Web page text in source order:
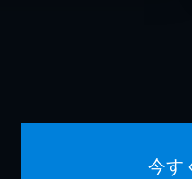
今す